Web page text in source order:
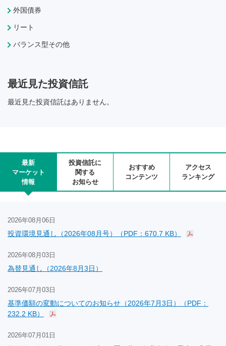
外国債券
リート
バランス型その他
最近見た投資信託
最近見た投資信託はありません。
最新
マーケット
情報
投資信託に
関する
お知らせ
おすすめ
コンテンツ
アクセス
ランキング
2026年08月06日
投資環境見通し（2026年08月号）（PDF：670.7 KB）
2026年08月03日
為替見通し（2026年8月3日）
2026年07月03日
基準価額の変動についてのお知らせ（2026年7月3日）（PDF：
232.2 KB）
2026年07月01日